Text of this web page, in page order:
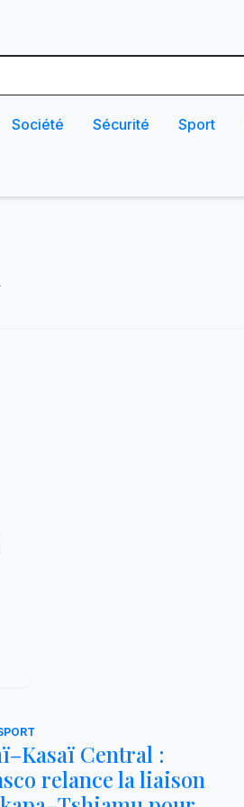
Société Sécurité Sport
Central :
relance la liaison